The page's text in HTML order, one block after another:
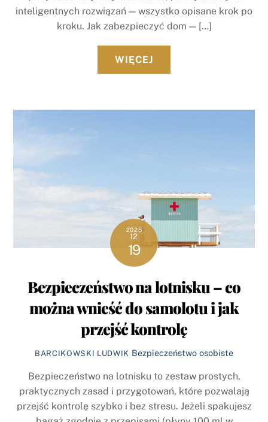
inteligentnych rozwiązań — wszystko opisane krok po
kroku. Jak zabezpieczyć dom — […]
WIĘCEJ
2025
12
19
Bezpieczeństwo na lotnisku – co
można wnieść do samolotu i jak
przejść kontrolę
BARCIKOWSKI LUDWIK Bezpieczeństwo osobiste
Bezpieczeństwo na lotnisku to zestaw prostych,
praktycznych zasad i przygotowań, które pozwalają
przejść kontrolę szybko i bez stresu. Jeżeli spakujesz